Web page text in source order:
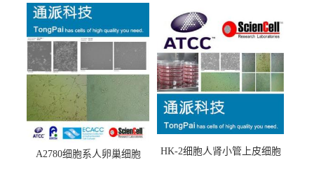
(A549细胞)
A2780细胞系人卵巢细胞
HK-2细胞人肾小管上皮细胞